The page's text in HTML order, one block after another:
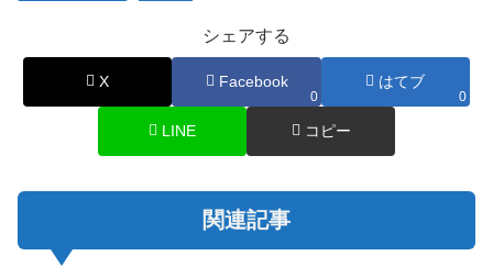
シェアする
X Facebook
0
はてブ
0
LINE コピー
関連記事